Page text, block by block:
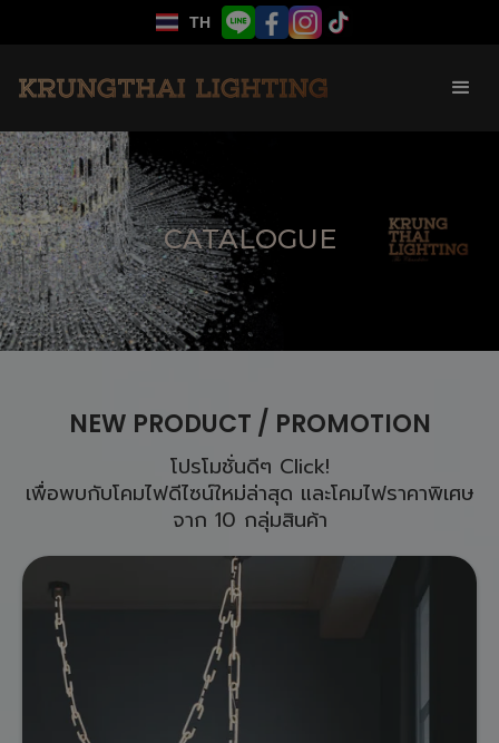
TH
CATALOGUE
NEW PRODUCT / PROMOTION
โปรโมชั่นดีๆ Click!
เพื่อพบกับโคมไฟดีไซน์ใหม่ล่าสุด และโคมไฟราคาพิเศษ
จาก 10 กลุ่มสินค้า